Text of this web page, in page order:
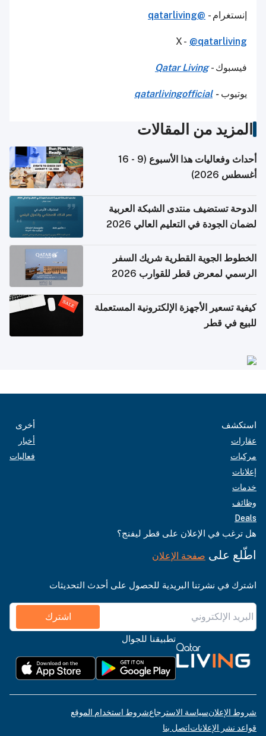
إنستغرام - @qatarliving
X - @qatarliving
فيسبوك -Qatar Living
يوتيوب-
qatarlivingofficial
المزيد من المقالات
أحداث وفعاليات هذا الأسبوع (9 - 16
أغسطس 2026)
الدوحة تستضيف منتدى الشبكة العربية
لضمان الجودة في التعليم العالي 2026
الخطوط الجوية القطرية شريك السفر
الرسمي لمعرض قطر للقوارب 2026
كيفية تسعير الأجهزة الإلكترونية المستعملة
للبيع في قطر
استكشف
عقارات
مركبات
إعلانات
خدمات
وظائف
Deals
أخرى
أخبار
فعاليات
هل ترغب في الإعلان على قطر ليفنج؟
اطّلع على صفحة الإعلان
اشترك في نشرتنا البريدية للحصول على أحدث التحديثات
اشترك
تطبيقنا للجوال
شروط الإعلانسياسة الاسترجاعشروط استخدام الموقع
قواعد نشر الإعلاناتاتصل بنا